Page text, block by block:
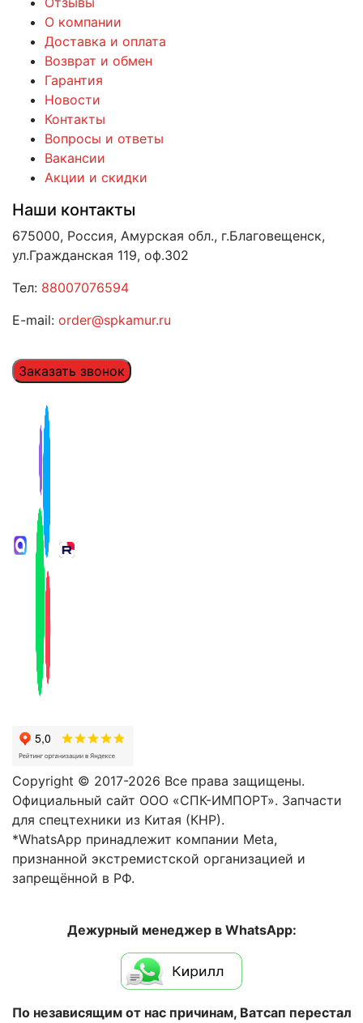
О компании
Доставка и оплата
Возврат и обмен
Гарантия
Новости
Контакты
Вопросы и ответы
Вакансии
Акции и скидки
Наши контакты
675000, Россия, Амурская обл., г.Благовещенск,
ул.Гражданская 119, оф.302
Тел: 88007076594
E-mail: order@spkamur.ru
Заказать звонок
Copyright © 2017-2026 Все права защищены.
Официальный сайт ООО «СПК-ИМПОРТ». Запчасти
для спецтехники из Китая (КНР).
*WhatsApp принадлежит компании Meta,
признанной экстремистской организацией и
запрещённой в РФ.
Дежурный менеджер в WhatsApp:
По независящим от нас причинам, Ватсап перестал